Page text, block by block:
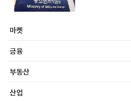
마켓
금융
부동산
산업